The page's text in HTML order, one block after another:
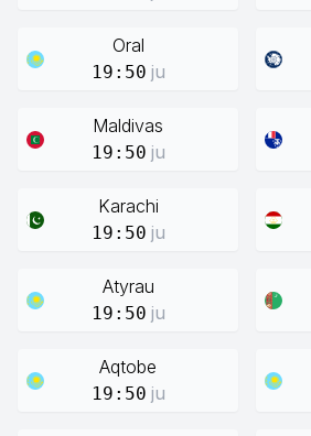
Oral
19:50 ju
Maldivas
19:50 ju
Karachi
19:50 ju
Atyrau
19:50 ju
Aqtobe
19:50 ju